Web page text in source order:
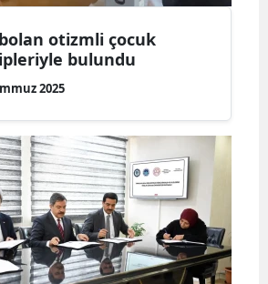
otizmli çocuk
bulundu
2025